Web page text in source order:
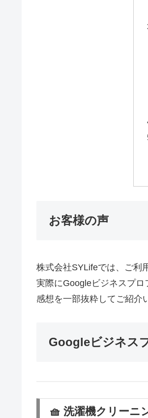
お客様の声
株式会社SYLifeでは、ご利
実際にGoogleビジネスプ
感想を一部抜粋してご紹介
Googleビジネス
🧺 洗濯機クリーニ